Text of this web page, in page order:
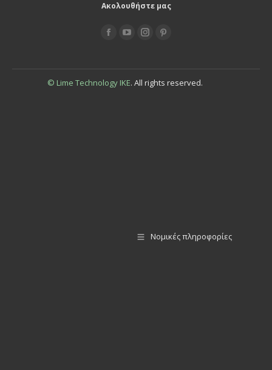
Ακολουθήστε μας
© Lime Technology IKE. All rights reserved.
Νομικές πληροφορίες